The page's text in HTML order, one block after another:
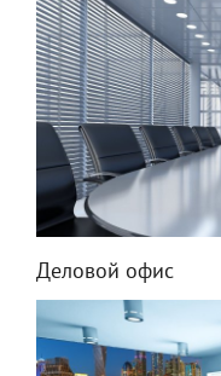
Деловой офис